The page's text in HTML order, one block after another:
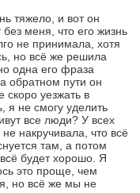
тяжело, и вот он
меня, что его жизнь
не принимала, хотя
но всё же решила
одна его фраза
обратном пути он
уезжать в
я не смогу уделить
все люди? У всех
накручивала, что всё
там, а потом
будет хорошо. Я
это проще, чем
но всё же мы не